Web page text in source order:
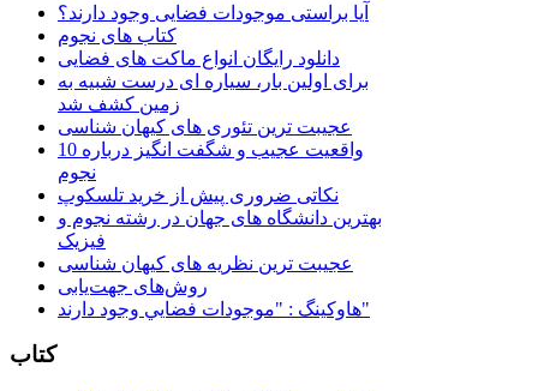
آیا براستی موجودات فضایی وجود دارند؟
کتاب های نجوم
دانلود رایگان انواع ماکت های فضایی
برای اولین بار، سیاره ای درست شبیه به
زمین کشف شد
عجیبت ترین تئوری های کیهان شناسی
10 واقعیت عجیب و شگفت انگیز درباره
نجوم
نکاتی ضروری پیش از خرید تلسکوپ
بهترین دانشگاه های جهان در رشته نجوم و
فیزیک
عجیبت ترین نظریه های کیهان شناسی
روش‌های جهت‌یابی
هاوكينگ : "موجودات فضايي وجود دارند"
کتاب